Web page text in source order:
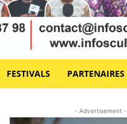
FESTIVALS PARTENAIRES
- Advertisement -